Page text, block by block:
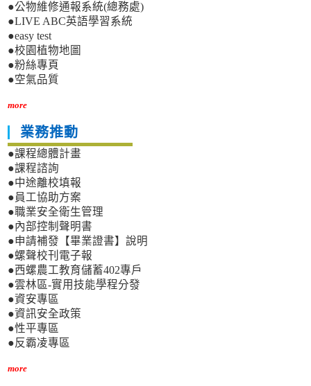
●公物維修通報系統(總務處)
●LIVE ABC英語學習系統
●easy test
●校園植物地圖
●粉絲專頁
●空氣品質
more
業務推動
●課程總體計畫
●課程諮詢
●中途離校填報
●員工協助方案
●職業安全衛生管理
●內部控制聲明書
●申請補發【畢業證書】說明
●螺聲校刊電子報
●西螺農工教育儲蓄402專戶
●雲林區-實用技能學程分發
●資安專區
●資訊安全政策
●性平專區
●反霸凌專區
more